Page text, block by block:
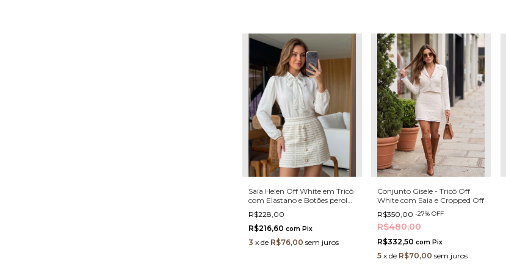
Saia Helen Off White em Tricô
com Elastano e Botões perola
e cristais
R$228,00
R$216,60 com Pix
3 x de R$76,00 sem juros
Conjunto Gisele - Tricô Off
White com Saia e Cropped Off
R$350,00-27%OFF
R$480,00
R$332,50com Pix
5 xde R$70,00 sem juros